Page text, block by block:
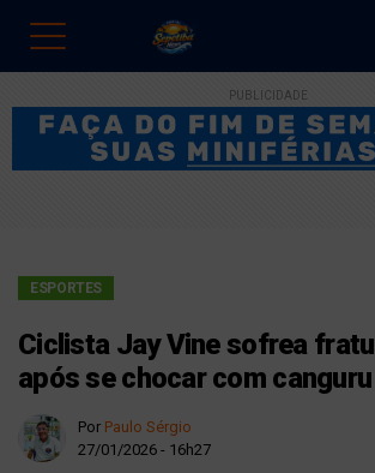
PUBLICIDADE
ESPORTES
Ciclista Jay Vine sofrea
após se chocar com canguru
Por Paulo Sérgio
27/01/2026 - 16h27